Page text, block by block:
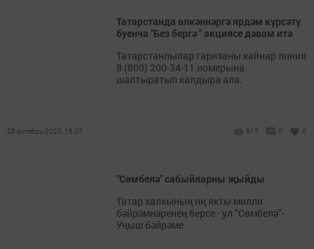
Татарстанда өлкәннәргә ярдәм күрсәтү
буенча "Без бергә " акциясе дәвам итә
Татарстанлылар гаризаны кайнар линия
8 (800) 200-34-11 номерына
шалтыратып калдыра ала.
28 октябрь 2020, 16:07 917 0 0
"Сөмбелә" сабыйларны җыйды
Татар халкының иң якты милли
бәйрәмнәренең берсе - ул "Сөмбелә"-
Уңыш бәйрәме